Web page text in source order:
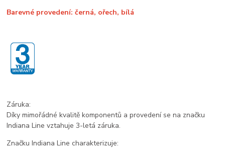
Barevné provedení: černá, ořech, bílá
Záruka:
Díky mimořádné kvalitě komponentů a provedení se na značku
Indiana Line vztahuje 3-letá záruka.
Značku Indiana Line charakterizuje: